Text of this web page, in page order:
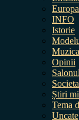
INFO
Istorie
Muzica
Opinii
Știri
Tema